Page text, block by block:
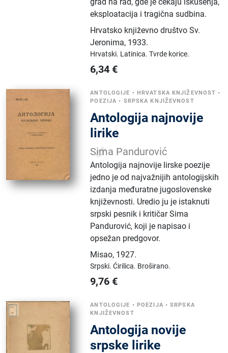
eksploatacija i tragična sudbina.
Hrvatsko književno društvo Sv.
Jeronima, 1933.
Hrvatski. Latinica.Tvrde korice.
6,34 €
ANTOLOGIJE • HRVATSKA KNJIŽEVNOST •
POEZIJA • SRPSKA KNJIŽEVNOST
Antologija najnovije
lirike
Sima Pandurović
Antologija najnovije lirske poezije
jedno je od najvažnijih antologijskih
izdanja međuratne jugoslovenske
književnosti. Uredio ju je istaknuti
srpski pesnik i kritičar Sima
Pandurović, koji je napisao i
opsežan predgovor.
Misao, 1927.
Srpski.Ćirilica. Broširano.
9,76 €
ANTOLOGIJE • POEZIJA •SRPSKA
KNJIŽEVNOST
Antologija novije
srpske lirike